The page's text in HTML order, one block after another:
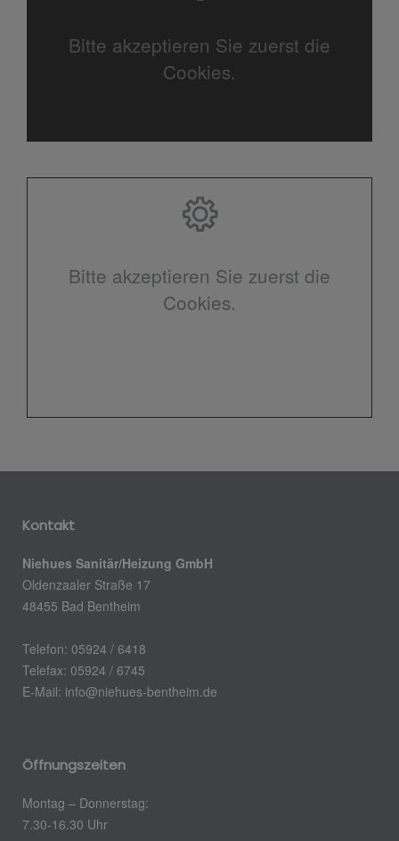
Bitte akzeptieren Sie zuerst die
Cookies.
Bitte akzeptieren Sie zuerst die
Cookies.
Kontakt
Niehues Sanitär/Heizung GmbH
Oldenzaaler Straße 17
48455 Bad Bentheim
Telefon: 05924 / 6418
Telefax: 05924 / 6745
E-Mail: info@niehues-bentheim.de
Öffnungszeiten
Montag – Donnerstag:
7.30-16.30 Uhr